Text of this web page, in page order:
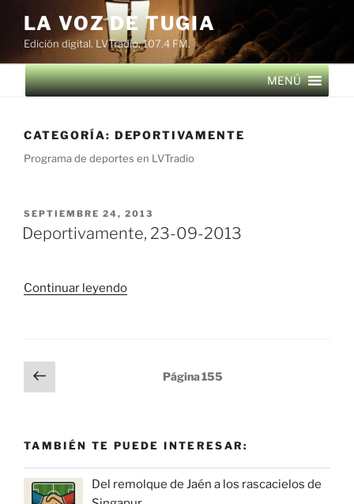
contenido
LA VOZ DE TUGIA
Edición digital. LVTradio, 107.4 FM.
MENÚ
CATEGORÍA: DEPORTIVAMENTE
Programa de deportes en LVTradio
PUBLICADO
EL
SEPTIEMBRE 24, 2013
Deportivamente, 23-09-2013
Continuar leyendo«Deportivamente,
Paginación
de
Página
anterior
Página155
TAMBIÉN TE PUEDE INTERESAR:
Del remolque de Jaén a los rascacielos de